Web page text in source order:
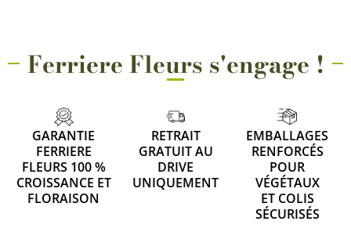
Ferriere Fleurs s'engage !
GARANTIE
FERRIERE
FLEURS 100 %
CROISSANCE ET
FLORAISON
RETRAIT
GRATUIT AU
DRIVE
UNIQUEMENT
EMBALLAGES
RENFORCÉS
POUR
VÉGÉTAUX
ET COLIS
SÉCURISÉS